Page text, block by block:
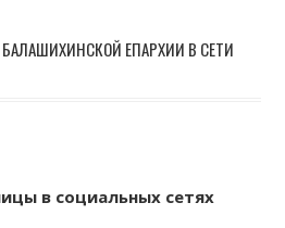
ЕПАРХИИ В СЕТИ
в социальных сетях